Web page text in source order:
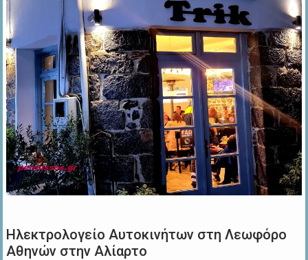
Ηλεκτρολογείο Αυτοκινήτων στη Λεωφόρο
Αθηνών στην Αλίαρτο